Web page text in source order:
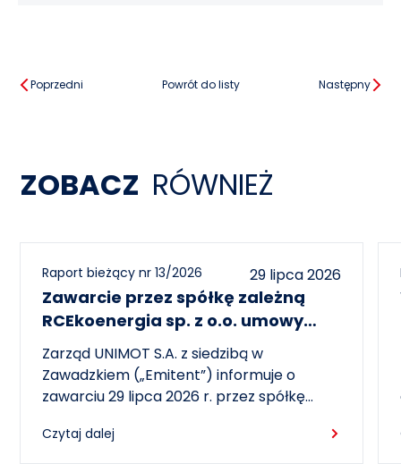
Poprzedni Powrót do listy Następny
ZOBACZ RÓWNIEŻ
Raport bieżący nr 13/2026 29 lipca 2026
Zawarcie przez spółkę zależną
RCEkoenergia sp. z o.o. umowy
wieloletniej na sprzedaż ciepła do
miasta Czechowice-Dziedzice
Zarząd UNIMOT S.A. z siedzibą w
Zawadzkiem („Emitent”) informuje o
zawarciu 29 lipca 2026 r. przez spółkę
wieloletniej umowy sprzedaży ciepła z
Przedsiębiorstwem Inżynierii Miejskiej sp. z
Czytaj dalej